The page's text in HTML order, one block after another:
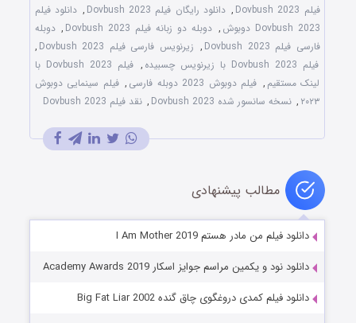
فیلم Dovbush 2023
, دانلود رایگان فیلم Dovbush 2023 , دانلود فیلم
Dovbush 2023 دوبوش
, دوبله دو زبانه فیلم Dovbush 2023 , دوبله
فارسی فیلم Dovbush 2023
, زیرنویس فارسی فیلم Dovbush 2023
,
فیلم Dovbush 2023 با زیرنویس چسبیده
,
فیلم Dovbush 2023 با
لینک مستقیم , فیلم دوبوش 2023 دوبله فارسی , فیلم سینمایی دوبوش
۲۰۲۳ , نسخه سانسور شده Dovbush 2023 , نقد فیلم Dovbush 2023
مطالب پیشنهادی
دانلود فیلم من مادر هستم I Am Mother 2019
دانلود نود و یکمین مراسم جوایز اسکار Academy Awards 2019
دانلود فیلم کمدی دروغگوی چاق گنده Big Fat Liar 2002